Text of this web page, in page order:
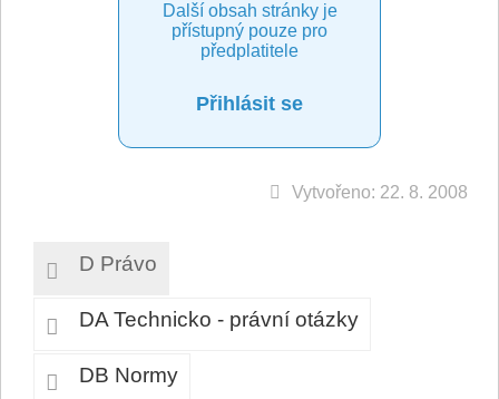
Další obsah stránky je
přístupný pouze pro
předplatitele
Přihlásit se
Vytvořeno: 22. 8. 2008
D Právo
DA Technicko - právní otázky
DB Normy